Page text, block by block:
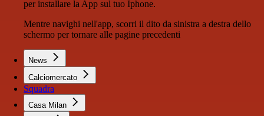
per installare la App sul tuo Iphone.
Mentre navighi nell'app, scorri il dito da sinistra a destra dello
schermo per tornare alle pagine precedenti
News
Calciomercato
Squadra
Casa Milan